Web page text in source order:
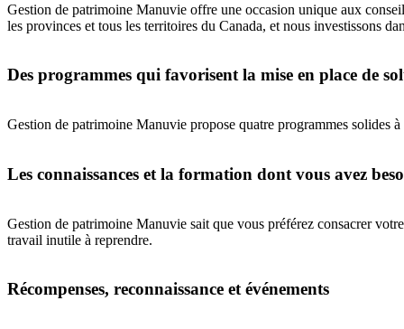
Gestion de patrimoine Manuvie offre une occasion unique aux
les provinces et tous les territoires du Canada, et nous investissons
Des programmes qui favorisent la mise en place de
Gestion de patrimoine Manuvie propose quatre programmes solides
Les connaissances et la formation dont vous avez
Gestion de patrimoine Manuvie sait que vous préférez consacrer
travail inutile à reprendre.
Récompenses, reconnaissance et événements